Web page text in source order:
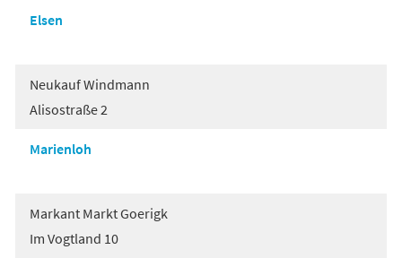
Elsen
Neukauf Windmann
Alisostraße 2
Marienloh
Markant Markt Goerigk
Im Vogtland 10